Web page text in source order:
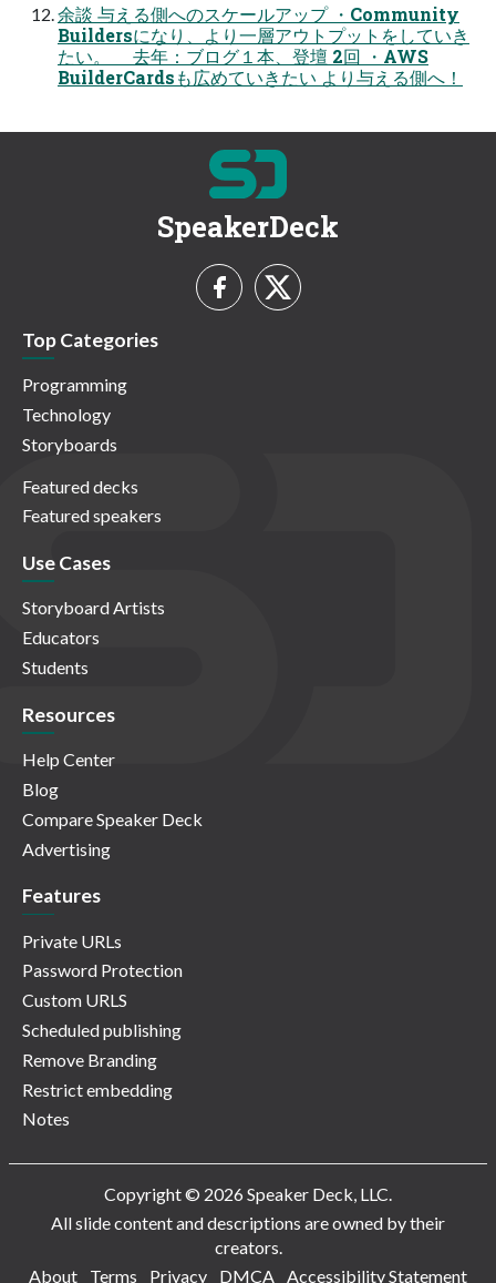
余談 与える側へのスケールアップ ・Community
Buildersになり、より一層アウトプットをしていき
たい。 去年：ブログ１本、登壇 2回 ・AWS
BuilderCardsも広めていきたい より与える側へ！
SpeakerDeck
Top Categories
Programming
Technology
Storyboards
Featured decks
Featured speakers
Use Cases
Storyboard Artists
Educators
Students
Resources
Help Center
Blog
Compare Speaker Deck
Advertising
Features
Private URLs
Password Protection
Custom URLS
Scheduled publishing
Remove Branding
Restrict embedding
Notes
Copyright © 2026 Speaker Deck, LLC.
All slide content and descriptions are owned by their
creators.
About
Terms Privacy DMCA Accessibility Statement